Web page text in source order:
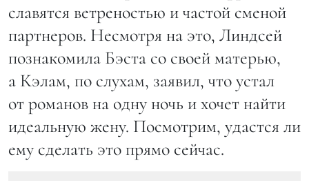
славятся ветреностью и частой сменой
партнеров. Несмотря на это, Линдсей
познакомила Бэста со своей матерью,
а Кэлам, по слухам, заявил, что устал
от романов на одну ночь и хочет найти
идеальную жену. Посмотрим, удастся ли
ему сделать это прямо сейчас.